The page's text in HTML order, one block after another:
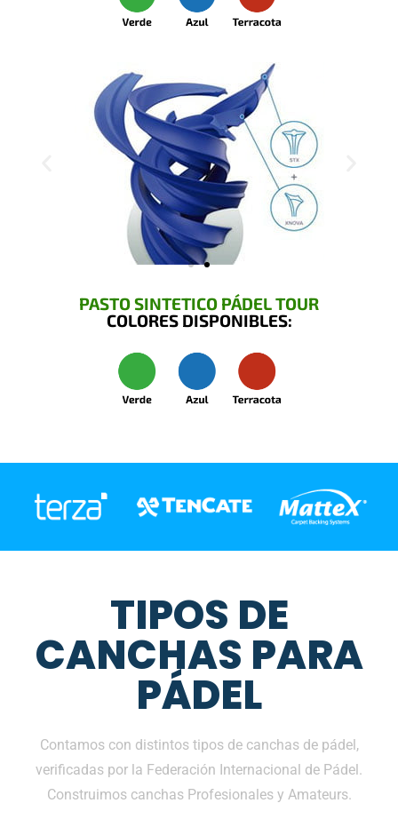
PASTO SINTETICO PÁDEL TOUR
COLORES DISPONIBLES:
TIPOS DE
CANCHAS PARA
PÁDEL
Contamos con distintos tipos de canchas de pádel,
verificadas por la Federación Internacional de Pádel.
Construimos canchas Profesionales y Amateurs.